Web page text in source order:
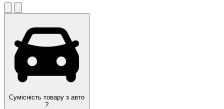
Сумісність товару з авто
?